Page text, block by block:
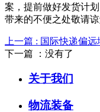
案，提前做好发货计
带来的不便之处敬请
上一篇 : 国际快递偏
下一篇 ：没有了
关于我们
物流装备